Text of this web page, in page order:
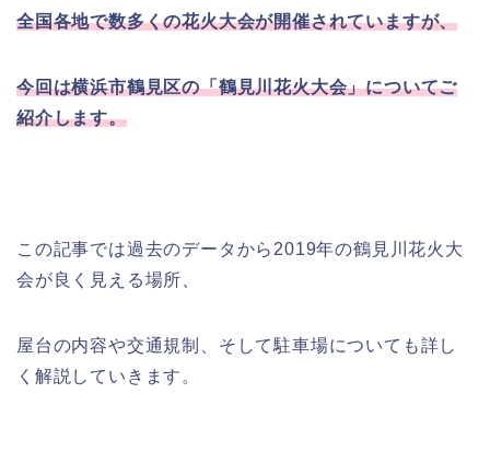
全国各地で数多くの花火大会が開催されていますが、
今回は横浜市鶴見区の「鶴見川花火大会」についてご
紹介します。
この記事では過去のデータから2019年の鶴見川花火大
会が良く見える場所、
屋台の内容や交通規制、そして駐車場についても詳し
く解説していきます。